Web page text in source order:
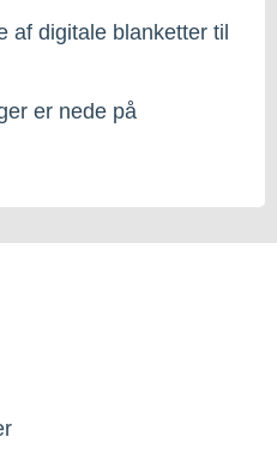
af digitale blanketter til
er nede på